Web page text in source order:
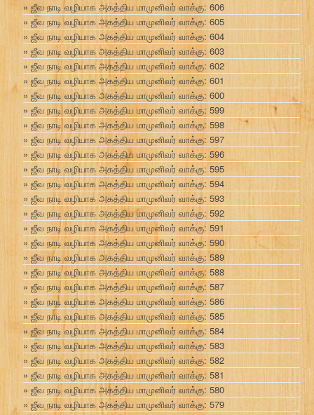
ஜீவ நாடி வழியாக அகத்திய மாமுனிவர் வாக்கு: 606
ஜீவ நாடி வழியாக அகத்திய மாமுனிவர் வாக்கு: 605
ஜீவ நாடி வழியாக அகத்திய மாமுனிவர் வாக்கு: 604
ஜீவ நாடி வழியாக அகத்திய மாமுனிவர் வாக்கு: 603
ஜீவ நாடி வழியாக அகத்திய மாமுனிவர் வாக்கு: 602
ஜீவ நாடி வழியாக அகத்திய மாமுனிவர் வாக்கு: 601
ஜீவ நாடி வழியாக அகத்திய மாமுனிவர் வாக்கு: 600
ஜீவ நாடி வழியாக அகத்திய மாமுனிவர் வாக்கு: 599
ஜீவ நாடி வழியாக அகத்திய மாமுனிவர் வாக்கு: 598
ஜீவ நாடி வழியாக அகத்திய மாமுனிவர் வாக்கு: 597
ஜீவ நாடி வழியாக அகத்திய மாமுனிவர் வாக்கு: 596
ஜீவ நாடி வழியாக அகத்திய மாமுனிவர் வாக்கு: 595
ஜீவ நாடி வழியாக அகத்திய மாமுனிவர் வாக்கு: 594
ஜீவ நாடி வழியாக அகத்திய மாமுனிவர் வாக்கு: 593
ஜீவ நாடி வழியாக அகத்திய மாமுனிவர் வாக்கு: 592
ஜீவ நாடி வழியாக அகத்திய மாமுனிவர் வாக்கு: 591
ஜீவ நாடி வழியாக அகத்திய மாமுனிவர் வாக்கு: 590
ஜீவ நாடி வழியாக அகத்திய மாமுனிவர் வாக்கு: 589
ஜீவ நாடி வழியாக அகத்திய மாமுனிவர் வாக்கு: 588
ஜீவ நாடி வழியாக அகத்திய மாமுனிவர் வாக்கு: 587
ஜீவ நாடி வழியாக அகத்திய மாமுனிவர் வாக்கு: 586
ஜீவ நாடி வழியாக அகத்திய மாமுனிவர் வாக்கு: 585
ஜீவ நாடி வழியாக அகத்திய மாமுனிவர் வாக்கு: 584
ஜீவ நாடி வழியாக அகத்திய மாமுனிவர் வாக்கு: 583
ஜீவ நாடி வழியாக அகத்திய மாமுனிவர் வாக்கு: 582
ஜீவ நாடி வழியாக அகத்திய மாமுனிவர் வாக்கு: 581
ஜீவ நாடி வழியாக அகத்திய மாமுனிவர் வாக்கு: 580
ஜீவ நாடி வழியாக அகத்திய மாமுனிவர் வாக்கு: 579